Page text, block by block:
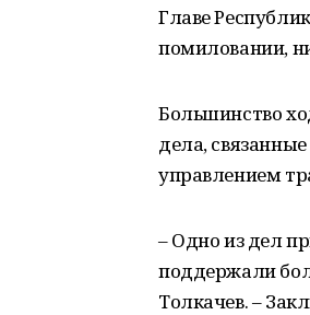
Главе
помиловании,
Большинство
дела,
управлением
– Одно из дел
поддержали
Толкачев. –